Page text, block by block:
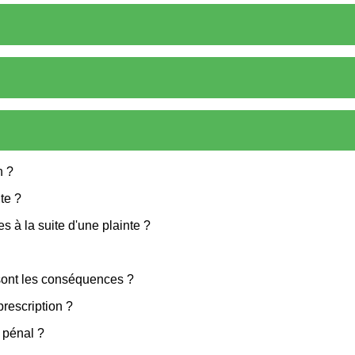
?
?
à la suite d'une plainte ?
les conséquences ?
?
pénal ?